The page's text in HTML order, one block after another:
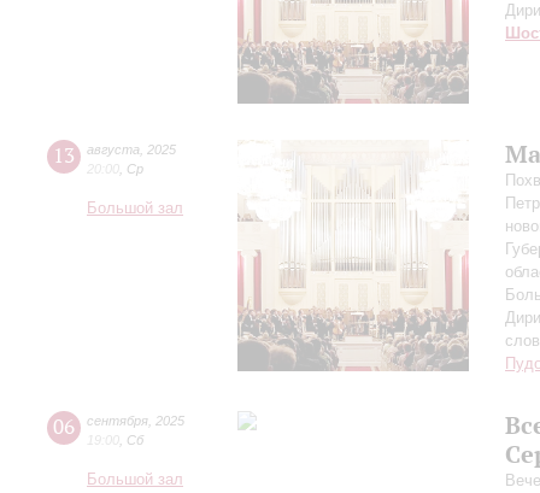
13 августа
2025
20:00 Ср
Большой зал
06 сентября 2025
19:00 Сб
Большой зал